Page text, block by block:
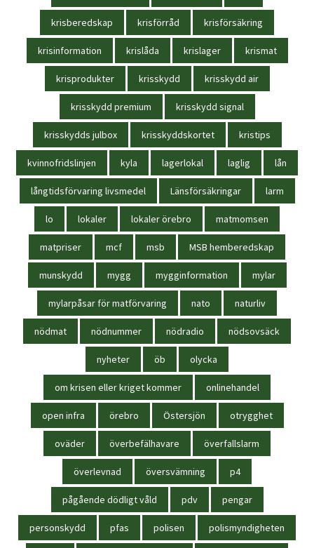
krisberedskap krisförråd krisförsäkring
krisinformation krislåda krislager krismat
krisprodukter krisskydd krisskydd air
krisskydd premium krisskydd signal
krisskydds julbox krisskyddskortet kristips
kvinnofridslinjen kyla lagerlokal laglig lån
långtidsförvaring livsmedel Länsförsäkringar larm
lo lokaler lokaler örebro matmomsen
matpriser mcf msb MSB hemberedskap
munskydd mygg mygginformation mylar
mylarpåsar för matförvaring nato naturliv
nödmat nödnummer nödradio nödsovsäck
nyheter öb olycka
om krisen eller kriget kommer onlinehandel
open infra örebro Östersjön otrygghet
oväder överbefälhavare överfallslarm
överlevnad översvämning p4
pågående dödligt våld pdv pengar
personskydd pfas polisen polismyndigheten